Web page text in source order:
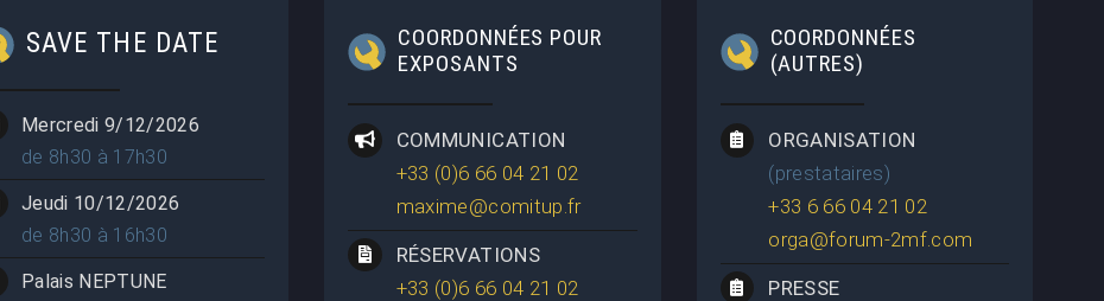
SAVE THE DATE
Mercredi 9/12/2026
de 8h30 à 17h30
Jeudi 10/12/2026
de 8h30 à 16h30
Palais NEPTUNE
COORDONNÉES POUR
EXPOSANTS
COMMUNICATION
+33 (0)6 66 04 21 02
maxime@comitup.fr
RÉSERVATIONS
+33 (0)6 66 04 21 02
COORDONNÉES
(AUTRES)
ORGANISATION
(prestataires)
+33 6 66 04 21 02
orga@forum-2mf.com
PRESSE